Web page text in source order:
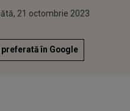
21 octombrie 2022
21 octombrie 2023
în Google